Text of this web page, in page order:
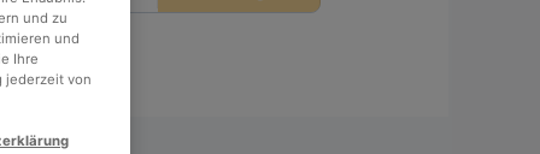
und zu
und
Ihre
jederzeit von